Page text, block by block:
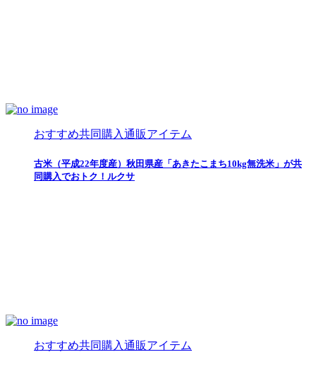
おすすめ共同購入通販アイテム
古米（平成22年度産）秋田県産「あきたこまち10kg無洗米」が共
同購入でおトク！ルクサ
おすすめ共同購入通販アイテム